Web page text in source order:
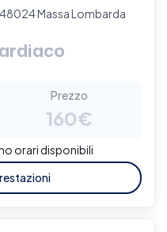
Massa Lombarda
Prezzo
160€
orari disponibili